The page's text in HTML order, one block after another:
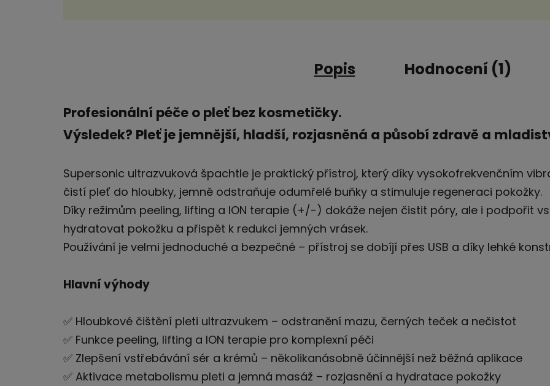
Popis Hodnocení (1)
Profesionální péče o pleť bez kosmetičky.
Výsledek? Pleť je jemnější, hladší, rozjasněná a působí zdravě a
Supersonic ultrazvuková špachtle je praktický přístroj, který díky vysokofrekvenčním
čistí pleť do hloubky, jemně odstraňuje odumřelé buňky a stimuluje regeneraci pokožky.
Díky režimům peeling, lifting a ION terapie (+/-) dokáže nejen čistit póry, ale i podpořit
hydratovat pokožku a přispět k redukci jemných vrásek.
Používání je velmi jednoduché a bezpečné – přístroj se dobíjí přes USB a díky lehké
Hlavní výhody
✅ Hloubkové čištění pleti ultrazvukem – odstranění mazu, černých teček a nečistot
✅ Funkce peeling, lifting a ION terapie pro komplexní péči
✅ Zlepšení vstřebávání sér a krémů – několikanásobně účinnější než běžná aplikace
✅ Aktivace metabolismu pleti a jemná masáž – rozjasnění a hydratace pokožky